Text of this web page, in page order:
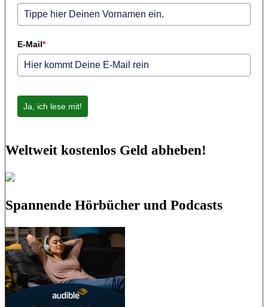
E-Mail*
Ja, ich lese mit!
Weltweit kostenlos Geld abheben!
Spannende Hörbücher und Podcasts